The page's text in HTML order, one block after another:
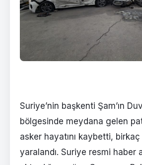
Suriye’nin başkenti Şam’ın
bölgesinde meydana gelen
asker hayatını kaybetti,
yaralandı. Suriye resmi haber